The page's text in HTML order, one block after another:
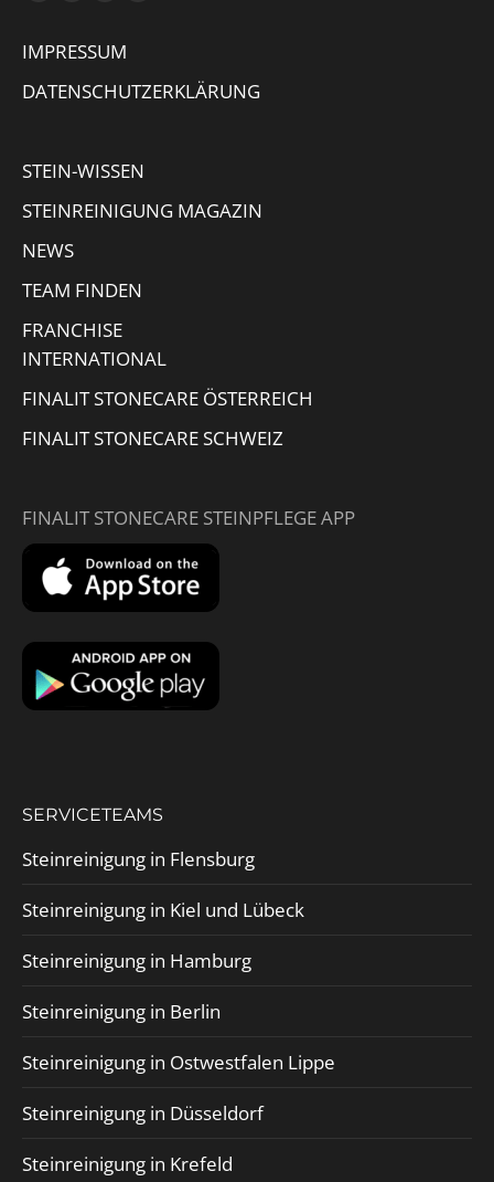
opens
in
opens
in
opens
in
opens
window
IMPRESSUM
DATENSCHUTZERKLÄRUNG
STEIN-WISSEN
STEINREINIGUNG MAGAZIN
NEWS
TEAM FINDEN
FRANCHISE
INTERNATIONAL
FINALIT STONECARE ÖSTERREICH
FINALIT STONECARE SCHWEIZ
FINALIT STONECARE STEINPFLEGE APP
SERVICETEAMS
Steinreinigung in Flensburg
Steinreinigung in Kiel und Lübeck
Steinreinigung in Hamburg
Steinreinigung in Berlin
Steinreinigung in Ostwestfalen Lippe
Steinreinigung in Düsseldorf
Steinreinigung in Krefeld